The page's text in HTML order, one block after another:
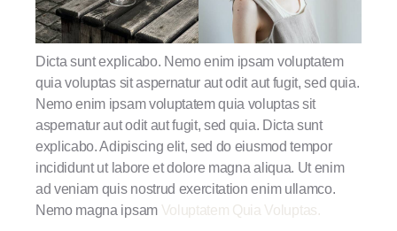
Dicta sunt explicabo. Nemo enim ipsam voluptatem
quia voluptas sit aspernatur aut odit aut fugit, sed quia.
Nemo enim ipsam voluptatem quia voluptas sit
aspernatur aut odit aut fugit, sed quia. Dicta sunt
explicabo. Adipiscing elit, sed do eiusmod tempor
incididunt ut labore et dolore magna aliqua. Ut enim
ad veniam quis nostrud exercitation enim ullamco.
Nemo magna ipsam Voluptatem Quia Voluptas.